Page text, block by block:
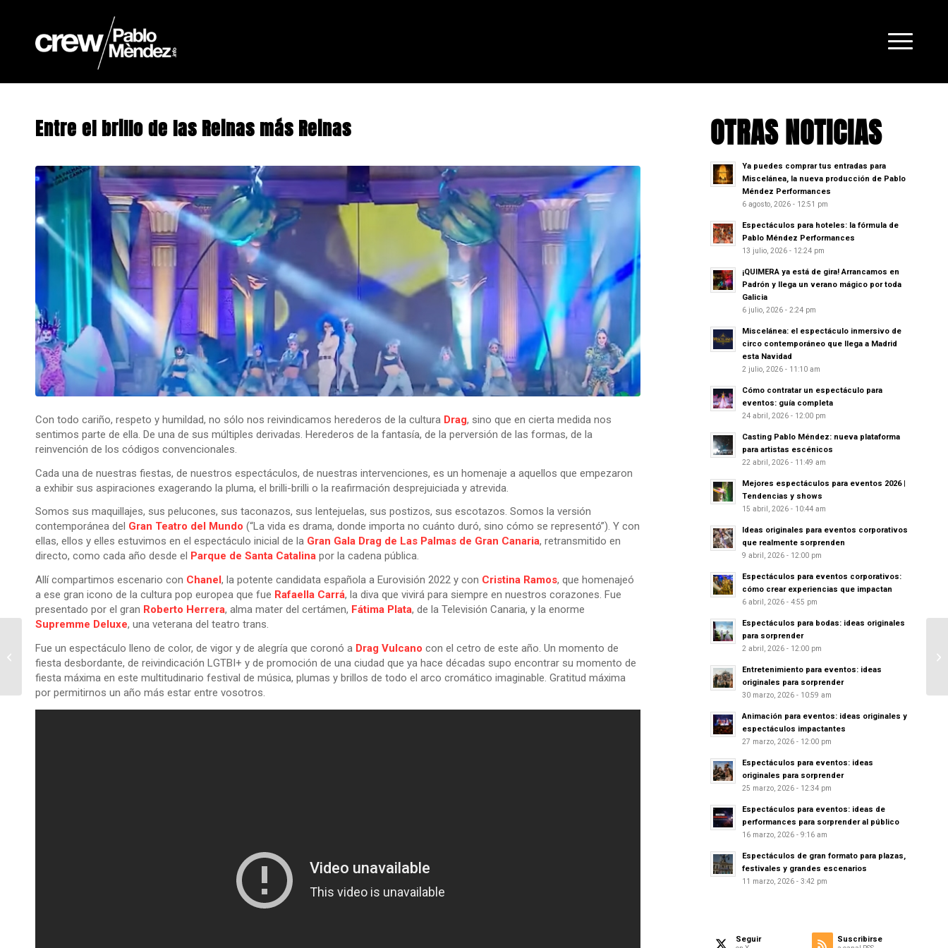
Entre el brillo de las Reinas más Reinas
Con todo cariño, respeto y humildad, no sólo nos reivindicamos herederos de la cultura Drag, sino que en cierta medida nos
sentimos parte de ella. De una de sus múltiples derivadas. Herederos de la fantasía, de la perversión de las formas, de la
reinvención de los códigos convencionales.
Cada una de nuestras fiestas, de nuestros espectáculos, de nuestras intervenciones, es un homenaje a aquellos que empezaron
a exhibir sus aspiraciones exagerando la pluma, el brilli-brilli o la reafirmación desprejuiciada y atrevida.
Somos sus maquillajes, sus pelucones, sus taconazos, sus lentejuelas, sus postizos, sus escotazos. Somos la versión
contemporánea del Gran Teatro del Mundo (“La vida es drama, donde importa no cuánto duró, sino cómo se representó”). Y con
ellas, ellos y elles estuvimos en el espectáculo inicial de la Gran Gala Drag de Las Palmas de Gran Canaria, retransmitido en
directo, como cada año desde el
Parque de Santa Catalina por la cadena pública.
Allí compartimos escenario con Chanel, la potente candidata española a Eurovisión 2022 y con Cristina Ramos, que homenajeó
a ese gran icono de la cultura pop europea que fue Rafaella Carrá, la diva que vivirá para siempre en nuestros corazones. Fue
presentado por el gran Roberto Herrera, alma mater del certámen, Fátima Plata, de la Televisión Canaria, y la enorme
Supremme Deluxe, una veterana del teatro trans.
Fue un espectáculo lleno de color, de vigor y de alegría que coronó a Drag Vulcano con el cetro de este año. Un momento de
fiesta desbordante, de reivindicación LGTBI+ y de promoción de una ciudad que ya hace décadas supo encontrar su momento de
fiesta máxima en este multitudinario festival de música, plumas y brillos de todo el arco cromático imaginable. Gratitud máxima
por permitirnos un año más estar entre vosotros.
OTRAS NOTICIAS
Ya puedes comprar tus entradas para
Miscelánea, la nueva producción de Pablo
Méndez Performances
6 agosto, 2026 - 12:51 pm
Espectáculos para hoteles: la fórmula de
Pablo Méndez Performances
13 julio, 2026 - 12:24 pm
¡QUIMERA ya está de gira! Arrancamos en
Padrón y llega un verano mágico por toda
Galicia
6 julio, 2026 - 2:24 pm
Miscelánea: el espectáculo inmersivo de
circo contemporáneo que llega a Madrid
esta Navidad
2 julio, 2026 - 11:10 am
Cómo contratar un espectáculo para
eventos: guía completa
24 abril, 2026 - 12:00 pm
Casting Pablo Méndez: nueva plataforma
para artistas escénicos
22 abril, 2026 - 11:49 am
Mejores espectáculos para eventos 2026 |
Tendencias y shows
15 abril, 2026 - 10:44 am
Ideas originales para eventos corporativos
que realmente sorprenden
9 abril, 2026 - 12:00 pm
Espectáculos para eventos corporativos:
cómo crear experiencias que impactan
6 abril, 2026 - 4:55 pm
Espectáculos para bodas: ideas originales
para sorprender
2 abril, 2026 - 12:00 pm
Entretenimiento para eventos: ideas
originales para sorprender
30 marzo, 2026 - 10:59 am
Animación para eventos: ideas originales y
espectáculos impactantes
27 marzo, 2026 - 12:00 pm
Espectáculos para eventos: ideas
originales para sorprender
25 marzo, 2026 - 12:34 pm
Espectáculos para eventos: ideas de
performances para sorprender al público
16 marzo, 2026 - 9:16 am
Espectáculos de gran formato para plazas,
festivales y grandes escenarios
11 marzo, 2026 - 3:42 pm
Seguir Suscribirse
Love Rías Baixas